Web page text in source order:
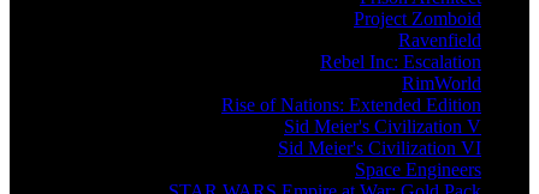
Project Zomboid
Ravenfield
Rebel Inc: Escalation
RimWorld
Rise of Nations: Extended Edition
Sid Meier's Civilization V
Sid Meier's Civilization VI
Space Engineers